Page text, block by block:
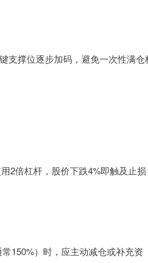
支撑位逐步加码，避免一次性满仓
2倍杠杆，股价下跌4%即触及止损
150%）时，应主动减仓或补充资